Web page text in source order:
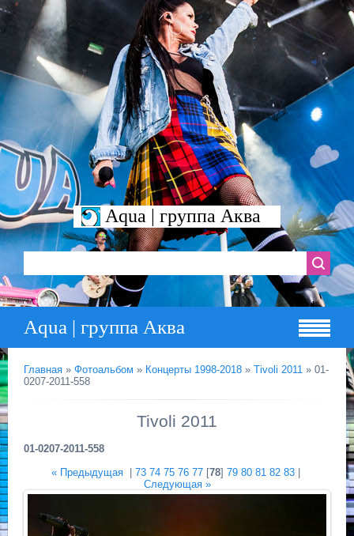
Aqua | группа Аква
Aqua | группа Аква
Главная » Фотоальбом » Концерты 1998-2018 » Tivoli 2011 » 01-
0207-2011-558
Tivoli 2011
01-0207-2011-558
« Предыдущая| 73 74 75 76 77[78] 79 80 81 82 83|
Следующая »